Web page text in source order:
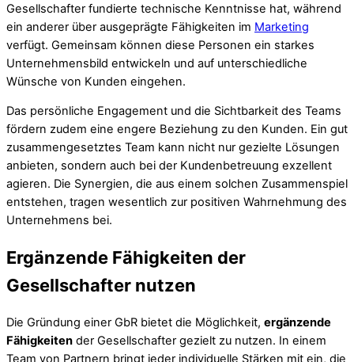
Gesellschafter fundierte technische Kenntnisse hat, während
ein anderer über ausgeprägte Fähigkeiten im Marketing
verfügt. Gemeinsam können diese Personen ein starkes
Unternehmensbild entwickeln und auf unterschiedliche
Wünsche von Kunden eingehen.
Das persönliche Engagement und die Sichtbarkeit des Teams
fördern zudem eine engere Beziehung zu den Kunden. Ein gut
zusammengesetztes Team kann nicht nur gezielte Lösungen
anbieten, sondern auch bei der Kundenbetreuung exzellent
agieren. Die Synergien, die aus einem solchen Zusammenspiel
entstehen, tragen wesentlich zur positiven Wahrnehmung des
Unternehmens bei.
Ergänzende Fähigkeiten der
Gesellschafter nutzen
Die Gründung einer GbR bietet die Möglichkeit, ergänzende
Fähigkeiten der Gesellschafter gezielt zu nutzen. In einem